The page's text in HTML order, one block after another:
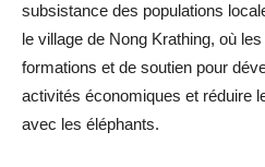
subsistance des populations
le village de Nong Krathing, où
formations et de soutien pour
activités économiques et réduire
avec les éléphants.